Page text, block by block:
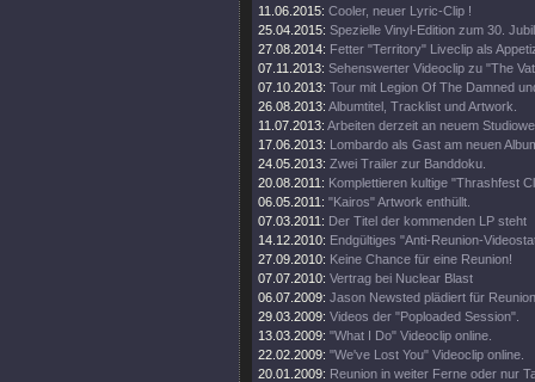
11.06.2015: Cooler, neuer Lyric-Clip !
25.04.2015: Spezielle Vinyl-Edition zum 30.
27.08.2014: Fetter "Territory" Liveclip als
07.11.2013: Sehenswerter Videoclip zu "The
07.10.2013: Tour mit Legion Of The Damned
26.08.2013: Albumtitel, Tracklist und Artwork.
11.07.2013: Arbeiten derzeit an neuem
17.06.2013: Lombardo als Gast am neuen
24.05.2013: Zwei Trailer zur Banddoku.
20.08.2011: Komplettieren kultige "Thrashfest
06.05.2011: "Kairos" Artwork enthüllt.
07.03.2011: Der Titel der kommenden LP steht
14.12.2010: Endgültiges "Anti-Reunion-
27.09.2010: Keine Chance für eine Reunion!
07.07.2010: Vertrag bei Nuclear Blast
06.07.2009: Jason Newsted plädiert für
29.03.2009: Videos der "Poploaded Session".
13.03.2009: "What I Do" Videoclip online.
22.02.2009: "We've Lost You" Videoclip online.
20.01.2009: Reunion in weiter Ferne oder nur